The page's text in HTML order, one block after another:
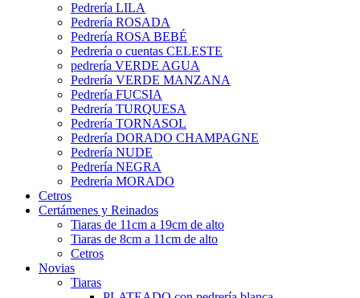
Pedrería LILA
Pedrería ROSADA
Pedrería ROSA BEBÉ
Pedrería o cuentas CELESTE
pedrería VERDE AGUA
Pedrería VERDE MANZANA
Pedrería FUCSIA
Pedrería TURQUESA
Pedrería TORNASOL
Pedrería DORADO CHAMPAGNE
Pedrería NUDE
Pedrería NEGRA
Pedrería MORADO
Cetros
Certámenes y Reinados
Tiaras de 11cm a 19cm de alto
Tiaras de 8cm a 11cm de alto
Cetros
Novias
Tiaras